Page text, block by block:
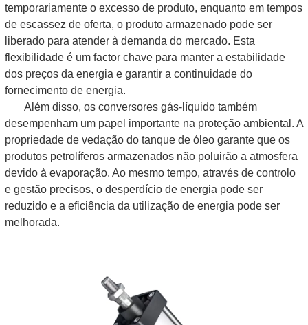
temporariamente o excesso de produto, enquanto em tempos
de escassez de oferta, o produto armazenado pode ser
liberado para atender à demanda do mercado. Esta
flexibilidade é um factor chave para manter a estabilidade
dos preços da energia e garantir a continuidade do
fornecimento de energia.
Além disso, os conversores gás-líquido também
desempenham um papel importante na proteção ambiental. A
propriedade de vedação do tanque de óleo garante que os
produtos petrolíferos armazenados não poluirão a atmosfera
devido à evaporação. Ao mesmo tempo, através de controlo
e gestão precisos, o desperdício de energia pode ser
reduzido e a eficiência da utilização de energia pode ser
melhorada.